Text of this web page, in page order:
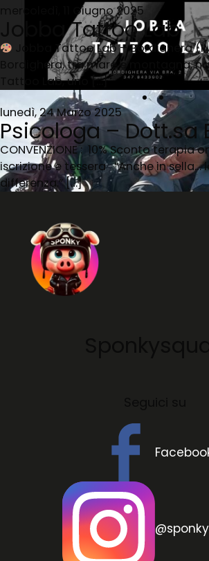
mercoledì, 11 Giugno 2025
Jobba Tattoo Lab
Jobba Tattoo Lab – Bordighera
Bordighera, tra mare e montagna,
Tattoo Lab, uno […]
lunedì, 24 Marzo 2025
Psicologa – Dott.sa
CONVENZIONE : 10% Sconto terapia
iscrizione e tessera “Anche in sella…
differenza.” […]